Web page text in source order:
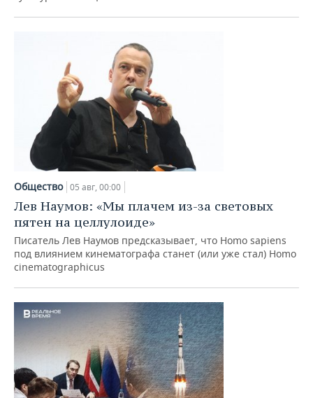
Общество 05 авг, 00:00
Лев Наумов: «Мы плачем из-за световых
пятен на целлулоиде»
Писатель Лев Наумов предсказывает, что Homo sapiens
под влиянием кинематографа станет (или уже стал) Homo
cinematographicus